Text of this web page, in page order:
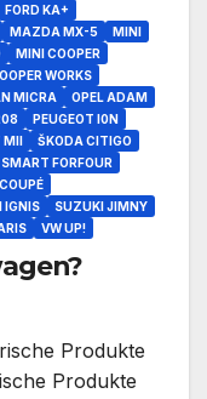
FORD KA+
MAZDA MX-5
MINI
MINI COOPER
WORKS
MICRA
OPEL ADAM
PEUGEOT I0N
MII
ŠKODA CITIGO
SMART FORFOUR
IGNIS
SUZUKI JIMNY
VW UP!
Produkte
Produkte